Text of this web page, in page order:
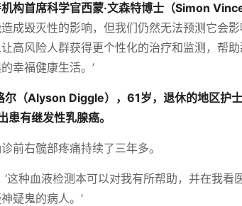
构首席科学官西蒙·文森特博士（Simon
成毁灭性的影响，但我们仍然无法预测它会
高风险人群获得更个性化的治疗和监测，帮
幸福健康生活。’
尔（Alyson Diggle），61岁，退休的地区护
有继发性乳腺癌。
前右髋部疼痛持续了三年多。
‘这种血液检测本可以对我有所帮助，并在我
疑鬼的病人。’